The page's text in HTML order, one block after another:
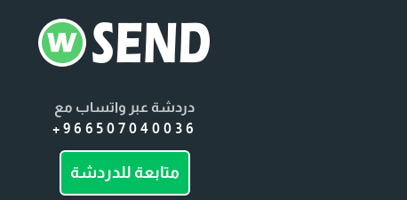
دردشة عبر واتساب مع
+966507040036
متابعة للدردشة